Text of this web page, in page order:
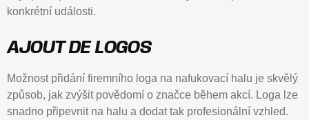
konkrétní události.
AJOUT DE LOGOS
Možnost přidání firemního loga na nafukovací halu je skvělý
způsob, jak zvýšit povědomí o značce během akcí. Loga lze
snadno připevnit na halu a dodat tak profesionální vzhled.